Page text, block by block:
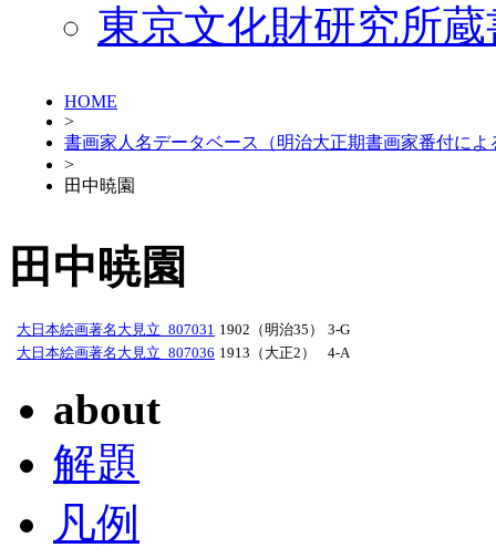
東京文化財研究所
HOME
>
書画家人名データベース（明治大正期書画家番付によ
>
田中暁園
田中暁園
大日本絵画著名大見立_807031 1902（明治35）
3-G
大日本絵画著名大見立_807036 1913（大正2） 4-A
about
解題
凡例